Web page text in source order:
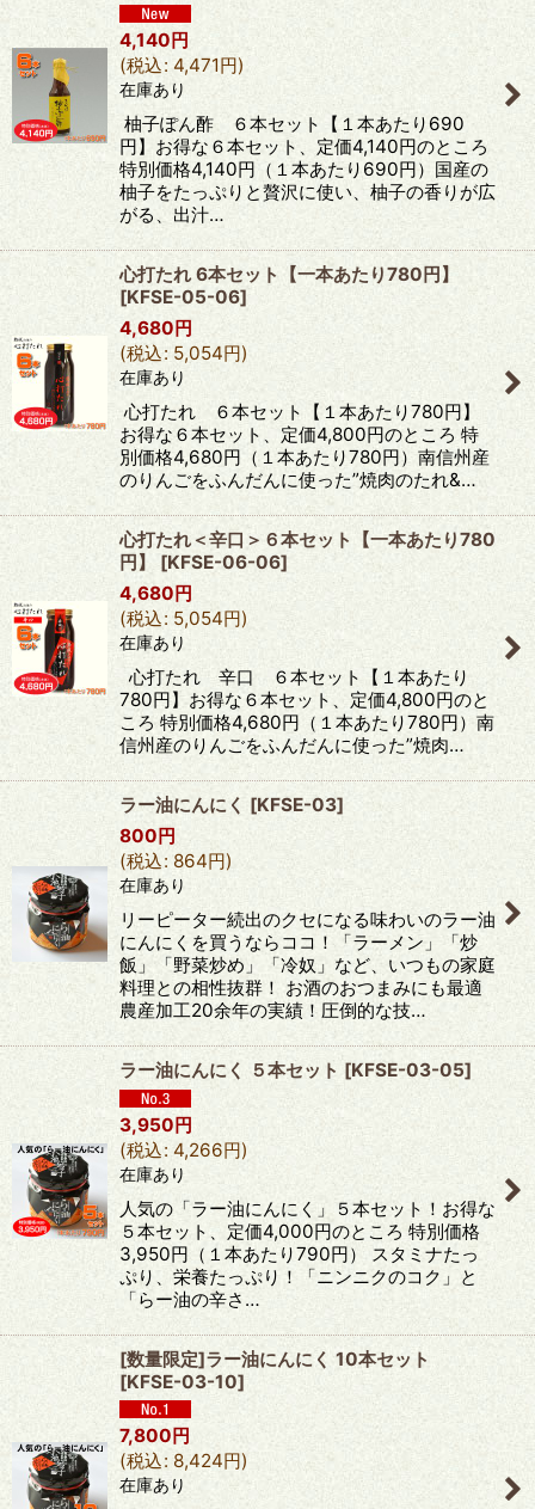
4,140 円
(税込: 4,471円)
在庫あり
柚子ぽん酢 ６本セット【１本あたり690
円】お得な６本セット、定価4,140円のところ
特別価格4,140円（１本あたり690円）国産の
柚子をたっぷりと贅沢に使い、柚子の香りが広
がる、出汁…
心打たれ 6本セット【一本あたり780円】
[KFSE-05-06]
4,680 円
(税込: 5,054円)
在庫あり
心打たれ ６本セット【１本あたり780円】
お得な６本セット、定価4,800円のところ 特
別価格4,680円（１本あたり780円）南信州産
のりんごをふんだんに使った”焼肉のたれ&…
心打たれ＜辛口＞６本セット【一本あたり780
円】
[KFSE-06-06]
4,680 円
(税込: 5,054円)
在庫あり
心打たれ 辛口 ６本セット【１本あたり
780円】お得な６本セット、定価4,800円のと
ころ 特別価格4,680円（１本あたり780円）南
信州産のりんごをふんだんに使った”焼肉…
ラー油にんにく [KFSE-03]
800 円
(税込: 864円)
在庫あり
リーピーター続出のクセになる味わいのラー油
にんにくを買うならココ！「ラーメン」「炒
飯」「野菜炒め」「冷奴」など、いつもの家庭
料理との相性抜群！ お酒のおつまみにも最適
農産加工20余年の実績！圧倒的な技…
ラー油にんにく ５本セット [KFSE-03-05]
3,950円
(税込: 4,266円)
在庫あり
人気の「ラー油にんにく」５本セット！お得な
５本セット、定価4,000円のところ 特別価格
3,950円（１本あたり790円） スタミナたっ
ぷり、栄養たっぷり！「ニンニクのコク」と
「らー油の辛さ…
[数量限定]ラー油にんにく 10本セット
[KFSE-03-10]
7,800円
(税込: 8,424円)
在庫あり